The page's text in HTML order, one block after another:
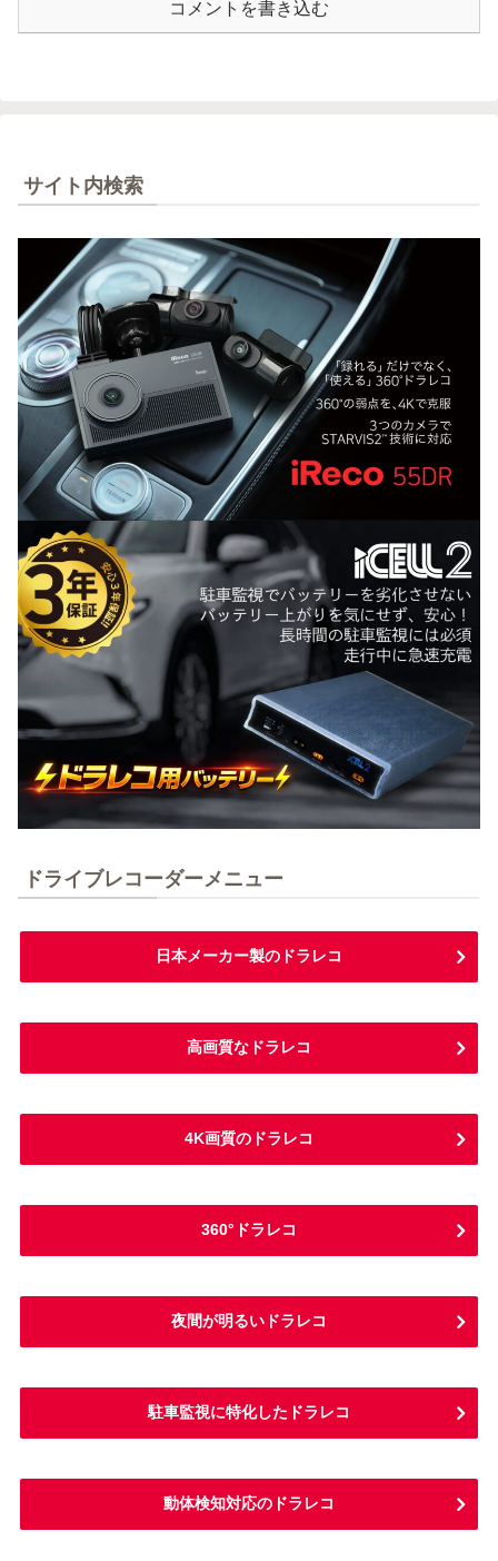
コメントを書き込む
サイト内検索
ドライブレコーダーメニュー
日本メーカー製のドラレコ
高画質なドラレコ
4K画質のドラレコ
360°ドラレコ
夜間が明るいドラレコ
駐車監視に特化したドラレコ
動体検知対応のドラレコ